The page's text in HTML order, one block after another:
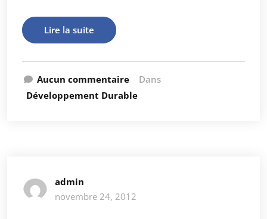
Lire la suite
Aucun commentaire
Dans
Développement Durable
admin
novembre 24, 2012